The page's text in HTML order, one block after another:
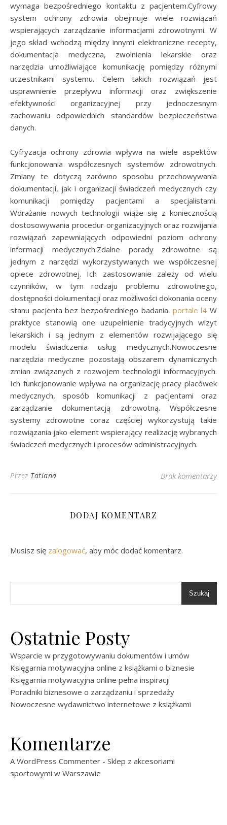
wymaga bezpośredniego kontaktu z pacjentem.Cyfrowy
system ochrony zdrowia obejmuje wiele rozwiązań
wspierających zarządzanie informacjami zdrowotnymi. W
jego skład wchodzą między innymi elektroniczne recepty,
dokumentacja medyczna, zwolnienia lekarskie oraz
narzędzia umożliwiające komunikację pomiędzy różnymi
uczestnikami systemu. Celem takich rozwiązań jest
usprawnienie przepływu informacji oraz zwiększenie
efektywności organizacyjnej przy jednoczesnym
zachowaniu odpowiednich standardów bezpieczeństwa
danych.
Cyfryzacja ochrony zdrowia wpływa na wiele aspektów
funkcjonowania współczesnych systemów zdrowotnych.
Zmiany te dotyczą zarówno sposobu przechowywania
dokumentacji, jak i organizacji świadczeń medycznych czy
komunikacji pomiędzy pacjentami a specjalistami.
Wdrażanie nowych technologii wiąże się z koniecznością
dostosowywania procedur organizacyjnych oraz rozwijania
rozwiązań zapewniających odpowiedni poziom ochrony
informacji medycznych.Zdalne porady zdrowotne są
jednym z narzędzi wykorzystywanych we współczesnej
opiece zdrowotnej. Ich zastosowanie zależy od wielu
czynników, w tym rodzaju problemu zdrowotnego,
dostępności dokumentacji oraz możliwości dokonania oceny
stanu pacjenta bez bezpośredniego badania. portale l4 W
praktyce stanowią one uzupełnienie tradycyjnych wizyt
lekarskich i są jednym z elementów rozwijającego się
modelu świadczenia usług medycznych.Nowoczesne
narzędzia medyczne pozostają obszarem dynamicznych
zmian związanych z rozwojem technologii informacyjnych.
Ich funkcjonowanie wpływa na organizację pracy placówek
medycznych, sposób komunikacji z pacjentami oraz
zarządzanie dokumentacją zdrowotną. Współczesne
systemy zdrowotne coraz częściej wykorzystują takie
rozwiązania jako element wspierający realizację wybranych
świadczeń medycznych i procesów administracyjnych.
Przez Tatiana Brak komentarzy
DODAJ KOMENTARZ
Musisz się zalogować, aby móc dodać komentarz.
Szukaj
Ostatnie Posty
Wsparcie w przygotowywaniu dokumentów i umów
Księgarnia motywacyjna online z książkami o biznesie
Księgarnia motywacyjna online pełna inspiracji
Poradniki biznesowe o zarządzaniu i sprzedaży
Nowoczesne wydawnictwo internetowe z książkami
Komentarze
A WordPress Commenter - Sklep z akcesoriami
sportowymi w Warszawie